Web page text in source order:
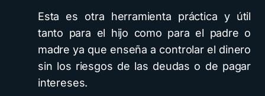
Esta es otra herramienta práctica y útil
tanto para el hijo como para el padre o
madre ya que enseña a controlar el dinero
sin los riesgos de las deudas o de pagar
intereses.